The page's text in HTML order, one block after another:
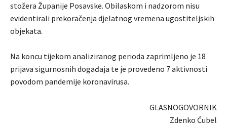
stožera Županije Posavske. Obilaskom i nadzorom nisu
evidentirali prekoračenja djelatnog vremena ugostiteljskih
objekata.
Na koncu tijekom analiziranog perioda zaprimljeno je 18
prijava sigurnosnih događaja te je provedeno 7 aktivnosti
povodom pandemije koronavirusa.
GLASNOGOVORNIK
Zdenko Ćubel